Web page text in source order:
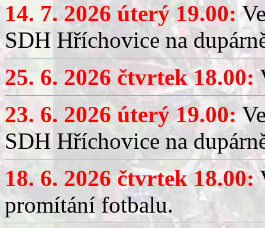
14. 7. 2026 úterý 19.00:
SDH Hříchovice na
25. 6. 2026 čtvrtek 18.00:
23. 6. 2026 úterý 19.00:
SDH Hříchovice na
18. 6. 2026 čtvrtek 18.00:
promítání fotbalu.